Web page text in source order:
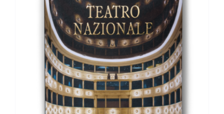
AGGIUNGI AL CARRELLO / DETTAGLI